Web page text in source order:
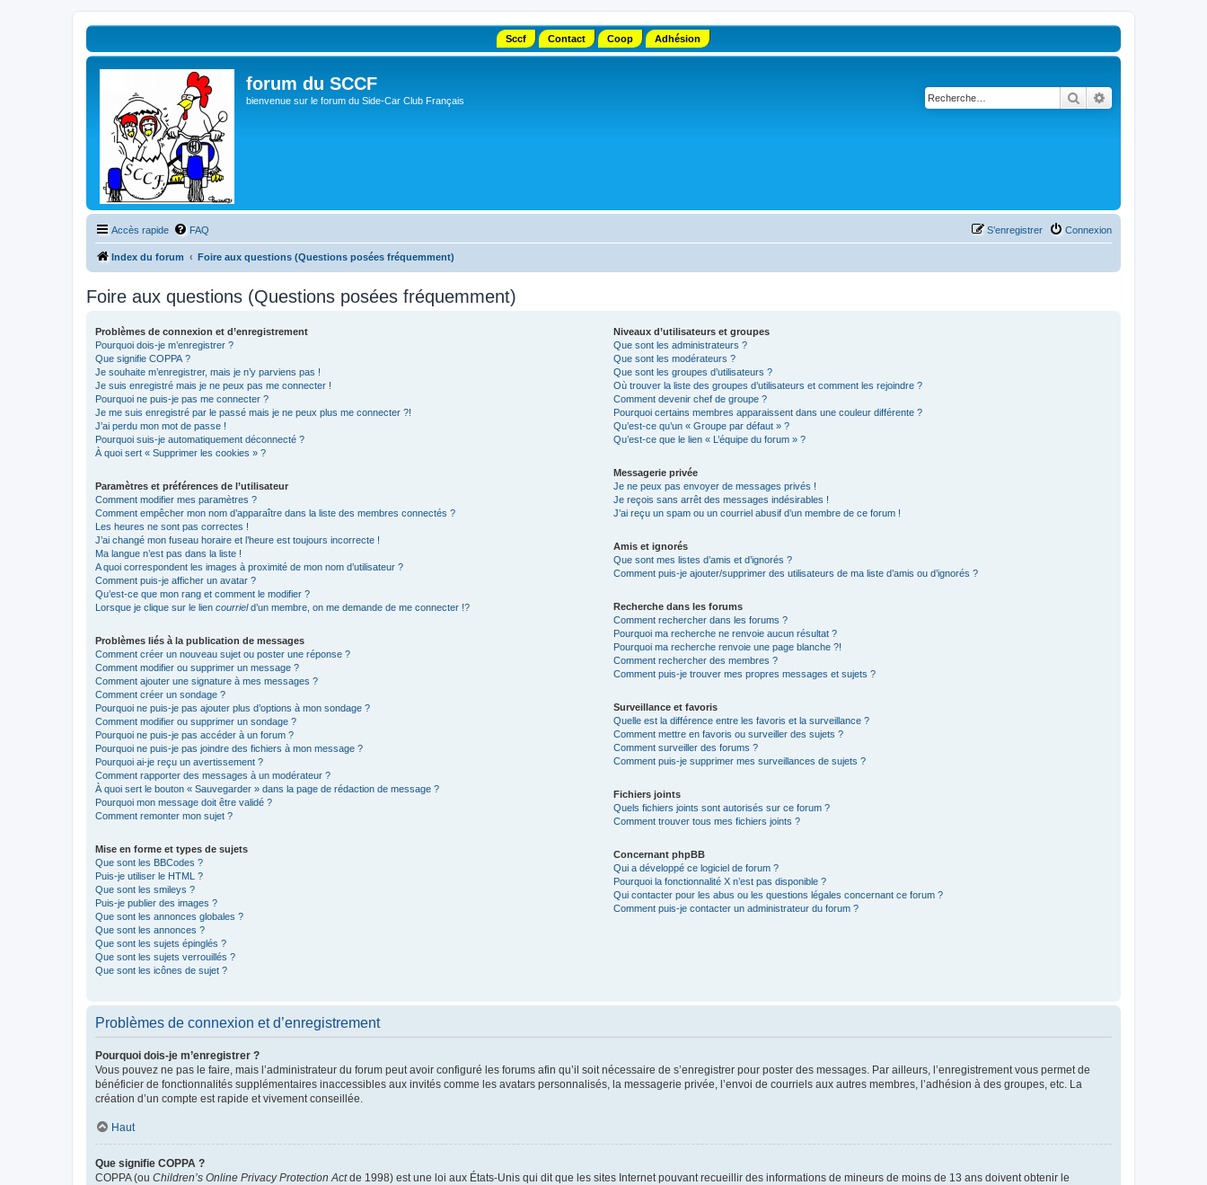
Sccf Contact Coop Adhésion
forum du SCCF
bienvenue sur le forum du Side-Car Club Français Rechercher
Accès rapide FAQ Connexion
S’enregistrer
Index du forum Foire aux questions (Questions posées fréquemment)
Foire aux questions (Questions posées fréquemment)
Problèmes de connexion et d’enregistrement
Pourquoi dois-je m’enregistrer ?
Que signifie COPPA ?
Je souhaite m’enregistrer, mais je n’y parviens pas !
Je suis enregistré mais je ne peux pas me connecter !
Pourquoi ne puis-je pas me connecter ?
Je me suis enregistré par le passé mais je ne peux plus me connecter ?!
J’ai perdu mon mot de passe !
Pourquoi suis-je automatiquement déconnecté ?
À quoi sert « Supprimer les cookies » ?
Paramètres et préférences de l’utilisateur
Comment modifier mes paramètres ?
Comment empêcher mon nom d’apparaître dans la liste des membres connectés ?
Les heures ne sont pas correctes !
J’ai changé mon fuseau horaire et l’heure est toujours incorrecte !
Ma langue n’est pas dans la liste !
A quoi correspondent les images à proximité de mon nom d’utilisateur ?
Comment puis-je afficher un avatar ?
Qu’est-ce que mon rang et comment le modifier ?
Lorsque je clique sur le lien courrield’un membre, on me demande de me connecter !?
Problèmes liés à la publication de messages
Comment créer un nouveau sujet ou poster une réponse ?
Comment modifier ou supprimer un message ?
Comment ajouter une signature à mes messages ?
Comment créer un sondage ?
Pourquoi ne puis-je pas ajouter plus d’options à mon sondage ?
Comment modifier ou supprimer un sondage ?
Pourquoi ne puis-je pas accéder à un forum ?
Pourquoi ne puis-je pas joindre des fichiers à mon message ?
Pourquoi ai-je reçu un avertissement ?
Comment rapporter des messages à un modérateur ?
À quoi sert le bouton « Sauvegarder » dans la page de rédaction de message ?
Pourquoi mon message doit être validé ?
Comment remonter mon sujet ?
Mise en forme et types de sujets
Que sont les BBCodes ?
Puis-je utiliser le HTML ?
Que sont les smileys ?
Puis-je publier des images ?
Que sont les annonces globales ?
Que sont les annonces ?
Que sont les sujets épinglés ?
Que sont les sujets verrouillés ?
Que sont les icônes de sujet ?
Niveaux d’utilisateurs et groupes
Que sont les administrateurs ?
Que sont les modérateurs ?
Que sont les groupes d’utilisateurs ?
Où trouver la liste des groupes d’utilisateurs et comment les rejoindre ?
Comment devenir chef de groupe ?
Pourquoi certains membres apparaissent dans une couleur différente ?
Qu’est-ce qu’un « Groupe par défaut » ?
Qu’est-ce que le lien « L’équipe du forum » ?
Messagerie privée
Je ne peux pas envoyer de messages privés !
Je reçois sans arrêt des messages indésirables !
J’ai reçu un spam ou un courriel abusif d’un membre de ce forum !
Amis et ignorés
Que sont mes listes d’amis et d’ignorés ?
Comment puis-je ajouter/supprimer des utilisateurs de ma liste d’amis ou d’ignorés ?
Recherche dans les forums
Comment rechercher dans les forums ?
Pourquoi ma recherche ne renvoie aucun résultat ?
Pourquoi ma recherche renvoie une page blanche ?!
Comment rechercher des membres ?
Comment puis-je trouver mes propres messages et sujets ?
Surveillance et favoris
Quelle est la différence entre les favoris et la surveillance ?
Comment mettre en favoris ou surveiller des sujets ?
Comment surveiller des forums ?
Comment puis-je supprimer mes surveillances de sujets ?
Fichiers joints
Quels fichiers joints sont autorisés sur ce forum ?
Comment trouver tous mes fichiers joints ?
Concernant phpBB
Qui a développé ce logiciel de forum ?
Pourquoi la fonctionnalité X n’est pas disponible ?
Qui contacter pour les abus ou les questions légales concernant ce forum ?
Comment puis-je contacter un administrateur du forum ?
Problèmes de connexion et d’enregistrement
Pourquoi dois-je m’enregistrer ?
Vous pouvez ne pas le faire, mais l’administrateur du forum peut avoir configuré les forums afin qu’il soit nécessaire de s’enregistrer pour poster des messages. Par ailleurs, l’enregistrement vous permet de
bénéficier de fonctionnalités supplémentaires inaccessibles aux invités comme les avatars personnalisés, la messagerie privée, l’envoi de courriels aux autres membres, l’adhésion à des groupes, etc. La
création d’un compte est rapide et vivement conseillée.
Haut
Que signifie COPPA ?
COPPA (ou Children’s Online Privacy Protection Actde 1998) est une loi aux États-Unis qui dit que les sites Internet pouvant recueillir des informations de mineurs de moins de 13 ans doivent obtenir le